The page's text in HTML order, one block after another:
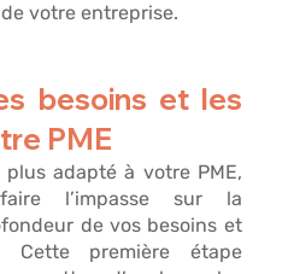
votre entreprise.
besoins et les
PME
plus adapté à votre PME,
l’impasse sur la
de vos besoins et
Cette première étape